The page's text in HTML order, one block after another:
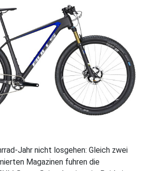
Jahr nicht losgehen: Gleich zwei
Magazinen fuhren die